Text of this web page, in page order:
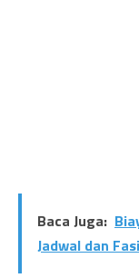
Baca Juga:
Jadwal dan